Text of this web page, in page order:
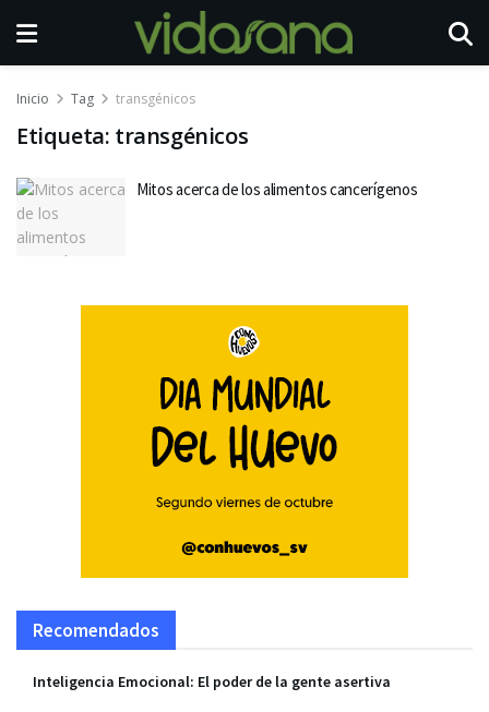
Inicio Tag transgénicos
Etiqueta: transgénicos
Mitos acerca de los alimentos cancerígenos
Recomendados
Inteligencia Emocional: El poder de la gente asertiva